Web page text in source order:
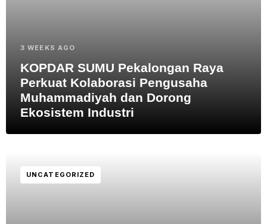
3 WEEKS AGO
KOPDAR SUMU Pekalongan Raya
Perkuat Kolaborasi Pengusaha
Muhammadiyah dan Dorong
Ekosistem Industri
UNCATEGORIZED